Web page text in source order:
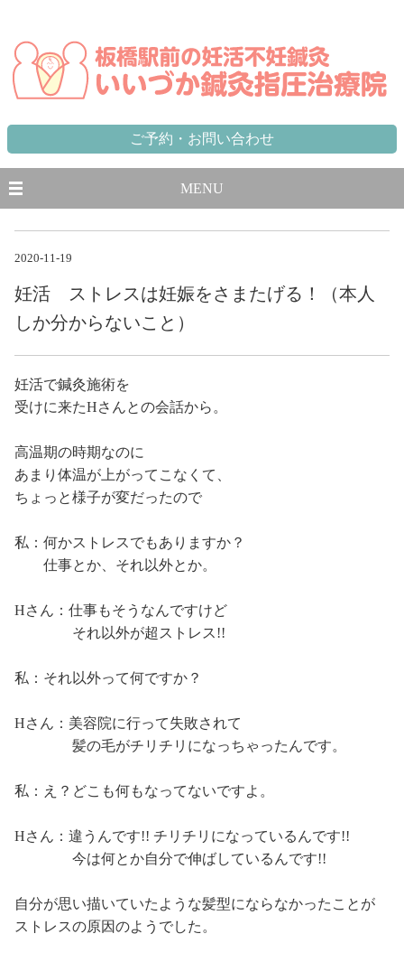
ご予約・お問い合わせ
MENU
2020-11-19
妊活 ストレスは妊娠をさまたげる！（本人
しか分からないこと）
妊活で鍼灸施術を
受けに来たHさんとの会話から。
高温期の時期なのに
あまり体温が上がってこなくて、
ちょっと様子が変だったので
私：何かストレスでもありますか？
仕事とか、それ以外とか。
Hさん：仕事もそうなんですけど
それ以外が超ストレス!!
私：それ以外って何ですか？
Hさん：美容院に行って失敗されて
髪の毛がチリチリになっちゃったんです。
私：え？どこも何もなってないですよ。
Hさん：違うんです!! チリチリになっているんです!!
今は何とか自分で伸ばしているんです!!
自分が思い描いていたような髪型にならなかったことが
ストレスの原因のようでした。